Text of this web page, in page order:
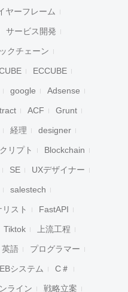
ヤーフレーム
サービス開発
クチェーン
ECCUBE
google Adsense
ACF Grunt
経理 designer
クリプト Blockchain
SE UXデザイナー
salestech
スト FastAPI
Tiktok 上流工程
英語 プログラマー
システム C＃
ライン 戦略立案